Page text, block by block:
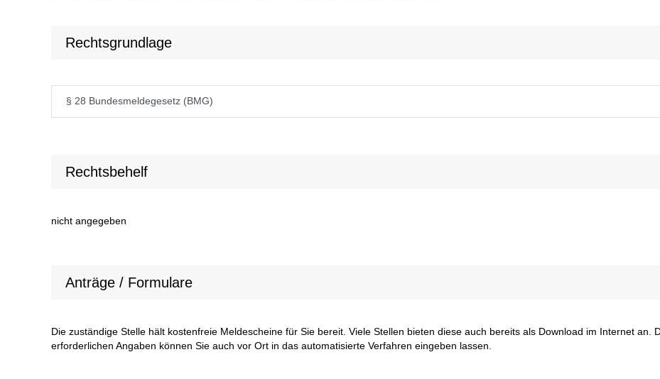
Rechtsgrundlage
§ 28 Bundesmeldegesetz (BMG)
Rechtsbehelf
nicht angegeben
Anträge / Formulare
Die zuständige Stelle hält kostenfreie Meldescheine für Sie bereit. Viele Stellen bieten diese auch bereits als Download im Internet an.
erforderlichen Angaben können Sie auch vor Ort in das automatisierte Verfahren eingeben lassen.